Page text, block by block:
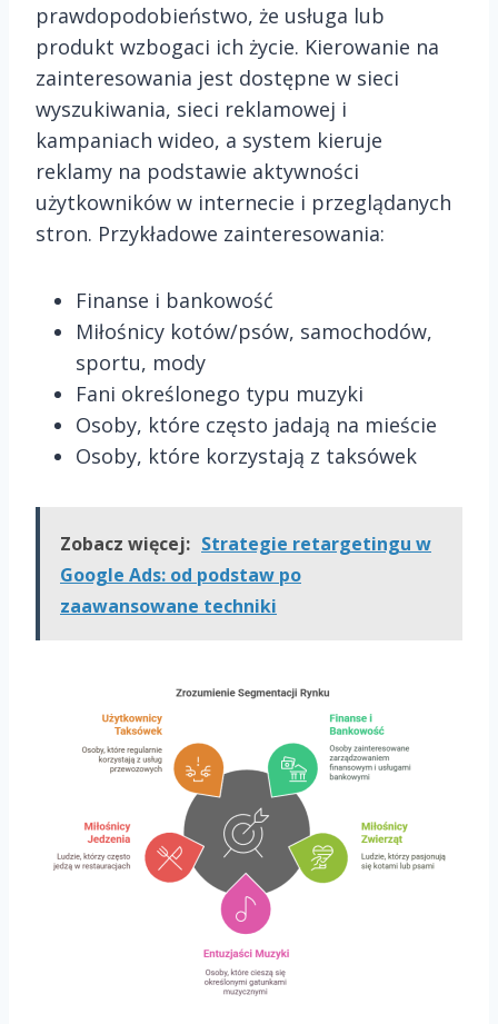
prawdopodobieństwo, że usługa lub
produkt wzbogaci ich życie. Kierowanie na
zainteresowania jest dostępne w sieci
wyszukiwania, sieci reklamowej i
kampaniach wideo, a system kieruje
reklamy na podstawie aktywności
użytkowników w internecie i przeglądanych
stron. Przykładowe zainteresowania:
Finanse i bankowość
Miłośnicy kotów/psów, samochodów,
sportu, mody
Fani określonego typu muzyki
Osoby, które często jadają na mieście
Osoby, które korzystają z taksówek
Zobacz więcej: Strategie retargetingu w
Google Ads: od podstaw po
zaawansowane techniki